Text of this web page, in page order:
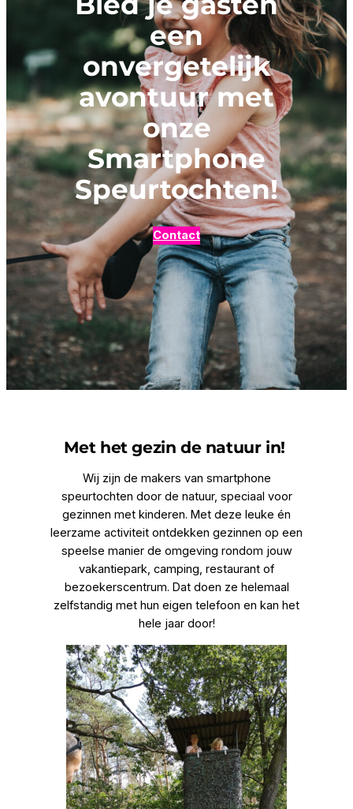
een
onvergetelijk
avontuur met
onze
Smartphone
Speurtochten!
Contact
Met het gezin de natuur in!
Wij zijn de makers van smartphone
speurtochten door de natuur, speciaal voor
gezinnen met kinderen. Met deze leuke én
leerzame activiteit ontdekken gezinnen op een
speelse manier de omgeving rondom jouw
vakantiepark, camping, restaurant of
bezoekerscentrum. Dat doen ze helemaal
zelfstandig met hun eigen telefoon en kan het
hele jaar door!